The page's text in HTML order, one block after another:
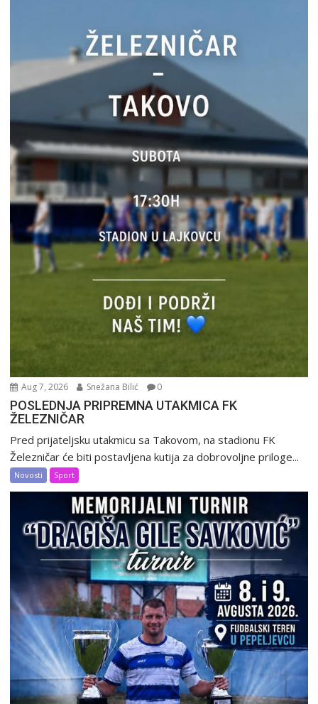
Aug 7, 2026 Snežana Bilić 0
POSLEDNJA PRIPREMNA UTAKMICA FK
ŽELEZNIČAR
Pred prijateljsku utakmicu sa Takovom, na stadionu FK
Železničar će biti postavljena kutija za dobrovoljne priloge...
Novosti Sport